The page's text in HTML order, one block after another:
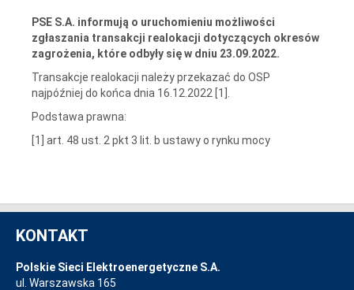
PSE S.A. informują o uruchomieniu możliwości
zgłaszania transakcji realokacji dotyczących okresów
zagrożenia, które odbyły się w dniu 23.09.2022.
Transakcje realokacji należy przekazać do OSP
najpóźniej do końca dnia 16.12.2022 [1].
Podstawa prawna:
[1] art. 48 ust. 2 pkt 3 lit. b ustawy o rynku mocy
KONTAKT
Polskie Sieci Elektroenergetyczne S.A.
ul. Warszawska 165